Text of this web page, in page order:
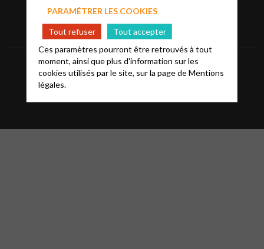
Informations Mentions légales
PARAMÉTRER LES COOKIES
Tout refuser
Tout accepter
Ces paramètres pourront être retrouvés à tout
moment, ainsi que plus d'information sur les
cookies utilisés par le site, sur la page deMentions
légales.